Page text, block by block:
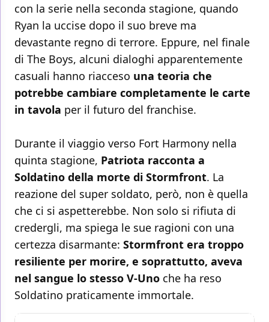
con la serie nella seconda stagione, quando
Ryan la uccise dopo il suo breve ma
devastante regno di terrore. Eppure, nel finale
di The Boys, alcuni dialoghi apparentemente
casuali hanno riacceso una teoria che
potrebbe cambiare completamente le carte
in tavola per il futuro del franchise.
Durante il viaggio verso Fort Harmony nella
quinta stagione, Patriota racconta a
Soldatino della morte di Stormfront. La
reazione del super soldato, però, non è quella
che ci si aspetterebbe. Non solo si rifiuta di
credergli, ma spiega le sue ragioni con una
certezza disarmante: Stormfront era troppo
resiliente per morire, e soprattutto, aveva
nel sangue lo stesso V-Uno che ha reso
Soldatino praticamente immortale.